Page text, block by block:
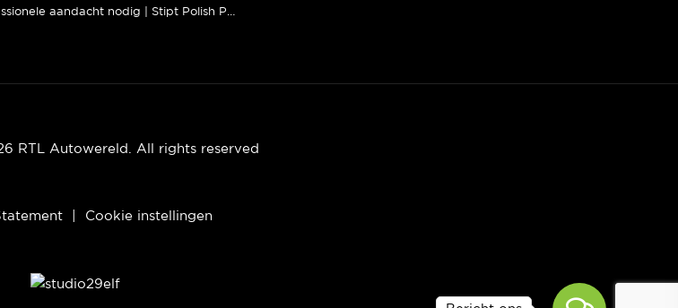
RTL Autowereld. All rights reserved
Cookie instellingen